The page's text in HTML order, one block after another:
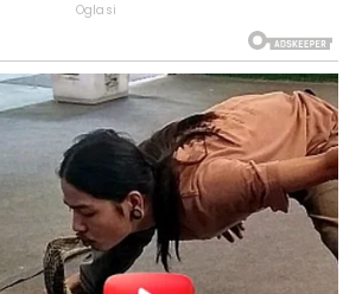
Oglasi